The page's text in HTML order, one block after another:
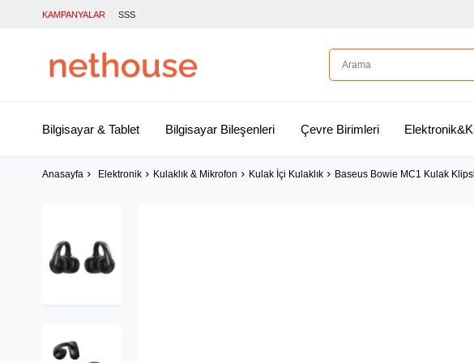
KAMPANYALAR SSS
Bilgisayar & Tablet Bilgisayar Bileşenleri Çevre Birimleri
Anasayfa Elektronik Kulaklık & Mikrofon Kulak İçi Kulaklık Baseus Bowie MC1 Kulak